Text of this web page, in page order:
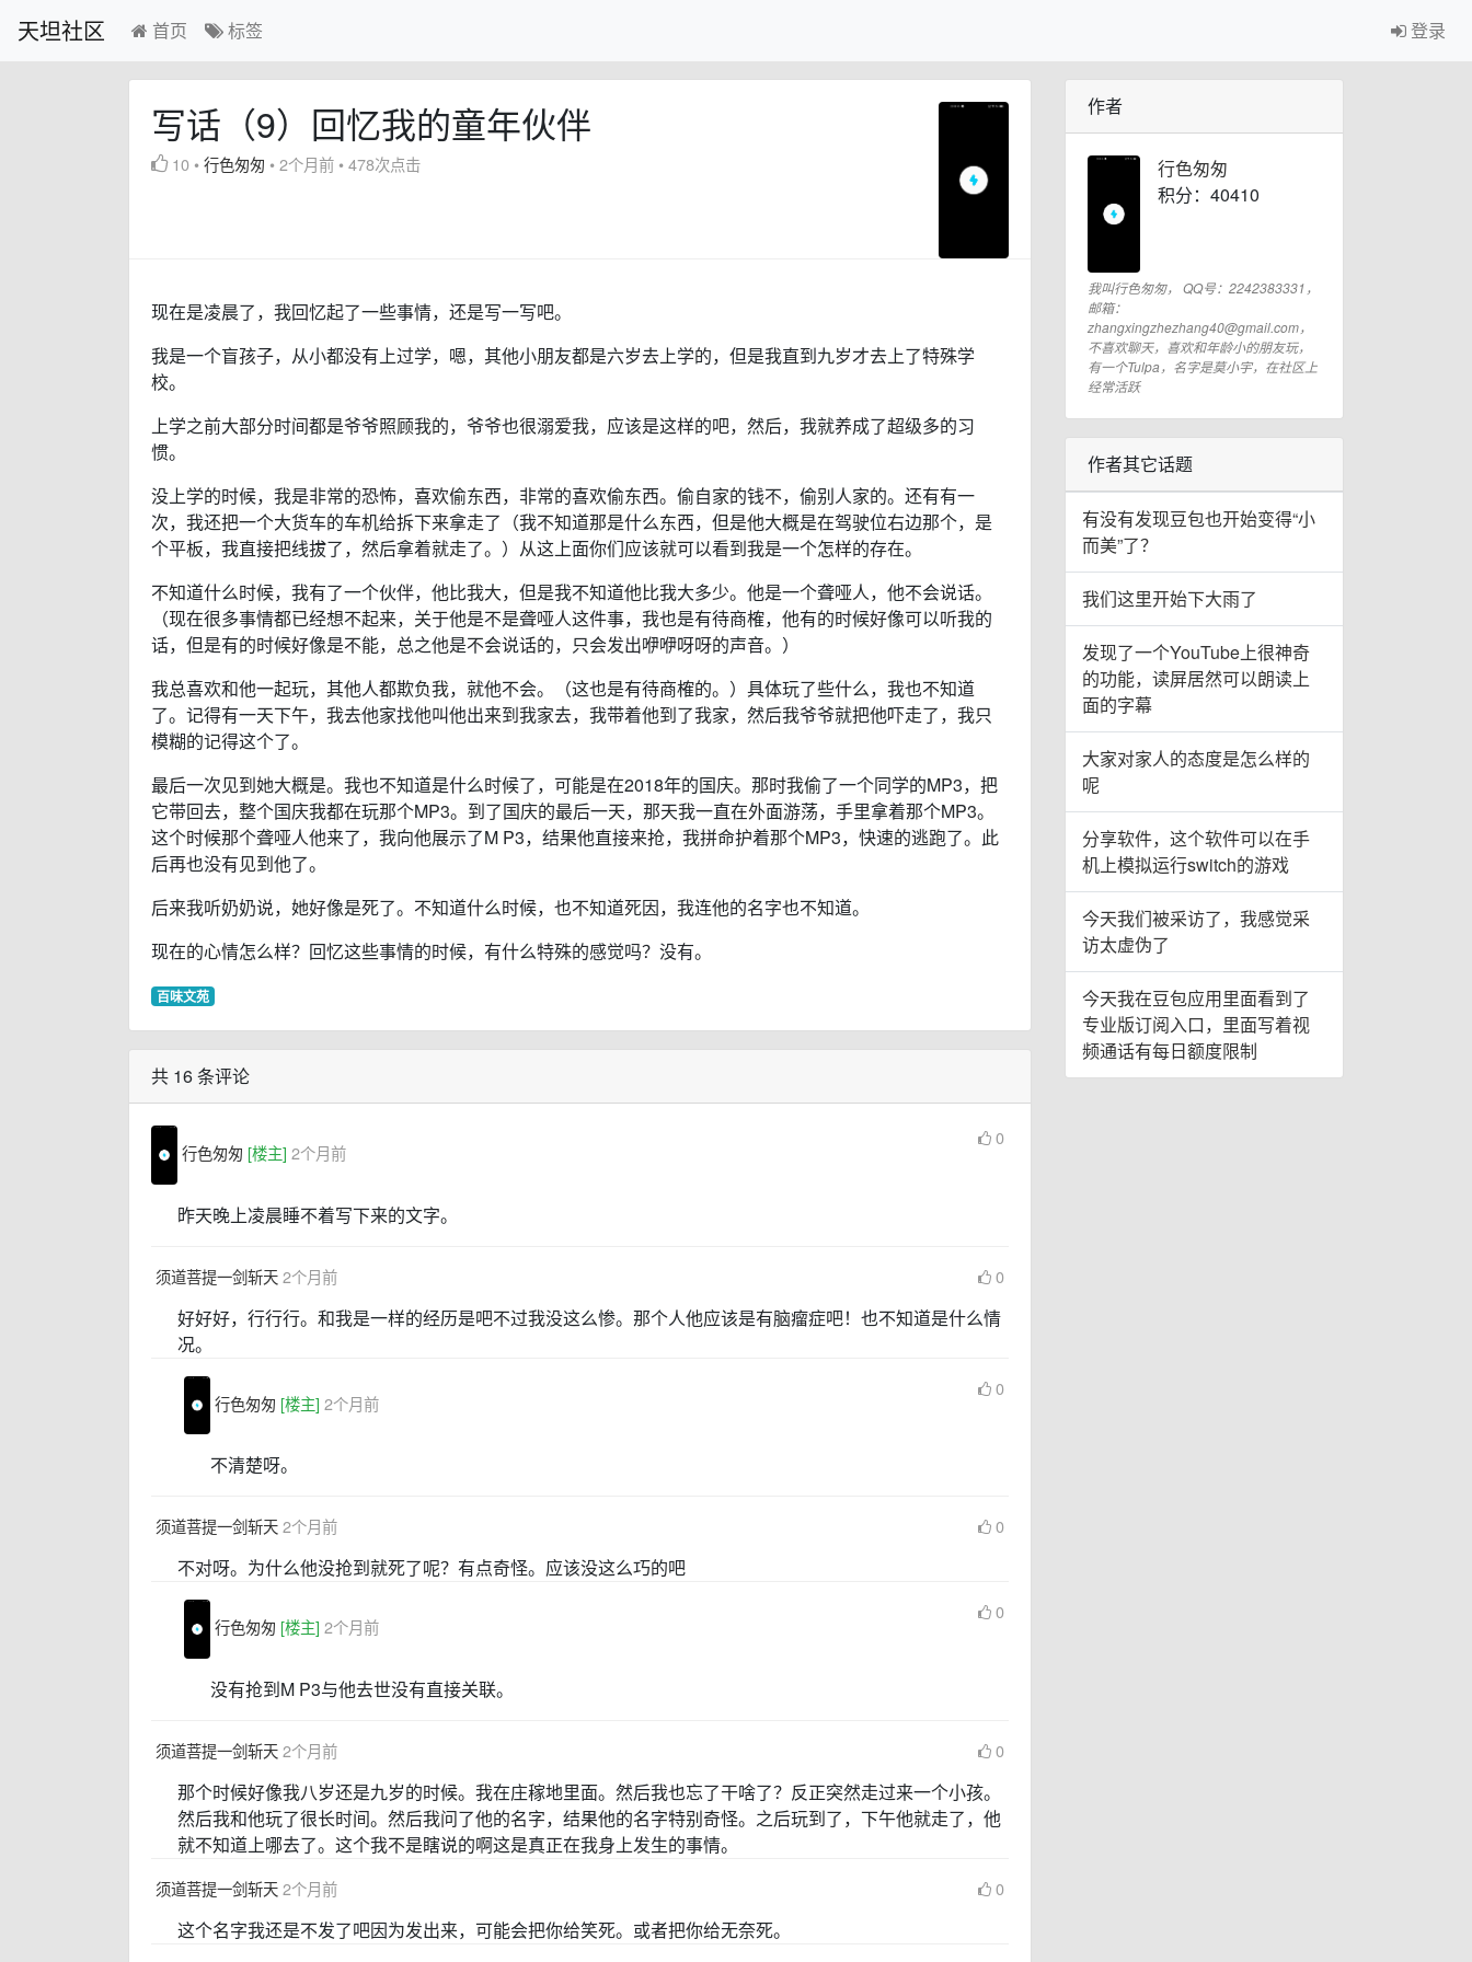
天坦社区 首页 标签 登录
写话（9）回忆我的童年伙伴
10 •行色匆匆 •2个月前 •478次点击
现在是凌晨了，我回忆起了一些事情，还是写一写吧。
我是一个盲孩子，从小都没有上过学，嗯，其他小朋友都是六岁去上学的，但是我直到九岁才去上了特殊学
校。
上学之前大部分时间都是爷爷照顾我的，爷爷也很溺爱我，应该是这样的吧，然后，我就养成了超级多的习
惯。
没上学的时候，我是非常的恐怖，喜欢偷东西，非常的喜欢偷东西。偷自家的钱不，偷别人家的。还有有一
次，我还把一个大货车的车机给拆下来拿走了（我不知道那是什么东西，但是他大概是在驾驶位右边那个，是
个平板，我直接把线拔了，然后拿着就走了。）从这上面你们应该就可以看到我是一个怎样的存在。
不知道什么时候，我有了一个伙伴，他比我大，但是我不知道他比我大多少。他是一个聋哑人，他不会说话。
（现在很多事情都已经想不起来，关于他是不是聋哑人这件事，我也是有待商榷，他有的时候好像可以听我的
话，但是有的时候好像是不能，总之他是不会说话的，只会发出咿咿呀呀的声音。）
我总喜欢和他一起玩，其他人都欺负我，就他不会。（这也是有待商榷的。）具体玩了些什么，我也不知道
了。记得有一天下午，我去他家找他叫他出来到我家去，我带着他到了我家，然后我爷爷就把他吓走了，我只
模糊的记得这个了。
最后一次见到她大概是。我也不知道是什么时候了，可能是在2018年的国庆。那时我偷了一个同学的MP3，把
它带回去，整个国庆我都在玩那个MP3。到了国庆的最后一天，那天我一直在外面游荡，手里拿着那个MP3。
这个时候那个聋哑人他来了，我向他展示了M P3，结果他直接来抢，我拼命护着那个MP3，快速的逃跑了。此
后再也没有见到他了。
后来我听奶奶说，她好像是死了。不知道什么时候，也不知道死因，我连他的名字也不知道。
现在的心情怎么样？回忆这些事情的时候，有什么特殊的感觉吗？没有。
百味文苑
共 16 条评论
行色匆匆 [楼主] 2个月前
0
昨天晚上凌晨睡不着写下来的文字。
须道菩提一剑斩天2个月前 0
好好好，行行行。和我是一样的经历是吧不过我没这么惨。那个人他应该是有脑瘤症吧！也不知道是什么情
况。
行色匆匆 [楼主] 2个月前
0
不清楚呀。
须道菩提一剑斩天2个月前 0
不对呀。为什么他没抢到就死了呢？有点奇怪。应该没这么巧的吧
行色匆匆 [楼主] 2个月前
0
没有抢到M P3与他去世没有直接关联。
须道菩提一剑斩天2个月前 0
那个时候好像我八岁还是九岁的时候。我在庄稼地里面。然后我也忘了干啥了？反正突然走过来一个小孩。
然后我和他玩了很长时间。然后我问了他的名字，结果他的名字特别奇怪。之后玩到了，下午他就走了，他
就不知道上哪去了。这个我不是瞎说的啊这是真正在我身上发生的事情。
须道菩提一剑斩天2个月前 0
这个名字我还是不发了吧因为发出来，可能会把你给笑死。或者把你给无奈死。
作者
行色匆匆
积分：40410
我叫行色匆匆， QQ号：2242383331，
邮箱：
zhangxingzhezhang40@gmail.com，
不喜欢聊天，喜欢和年龄小的朋友玩，
有一个Tulpa，名字是莫小宇，在社区上
经常活跃
作者其它话题
有没有发现豆包也开始变得“小
而美”了？
我们这里开始下大雨了
发现了一个YouTube上很神奇
的功能，读屏居然可以朗读上
面的字幕
大家对家人的态度是怎么样的
呢
分享软件，这个软件可以在手
机上模拟运行switch的游戏
今天我们被采访了，我感觉采
访太虚伪了
今天我在豆包应用里面看到了
专业版订阅入口，里面写着视
频通话有每日额度限制